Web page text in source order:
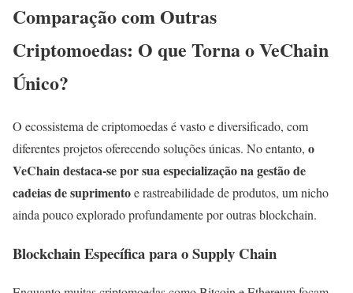
Comparação com Outras
Criptomoedas: O que Torna o VeChain
Único?
O ecossistema de criptomoedas é vasto e diversificado, com
diferentes projetos oferecendo soluções únicas. No entanto, o
VeChain destaca-se por sua especialização na gestão de
cadeias de suprimentoe rastreabilidade de produtos, um nicho
ainda pouco explorado profundamente por outras blockchain.
Blockchain Específica para o Supply Chain